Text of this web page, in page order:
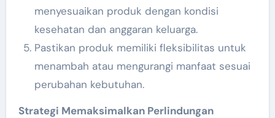
menyesuaikan produk dengan kondisi
kesehatan dan anggaran keluarga.
Pastikan produk memiliki fleksibilitas untuk
menambah atau mengurangi manfaat sesuai
perubahan kebutuhan.
Strategi Memaksimalkan Perlindungan